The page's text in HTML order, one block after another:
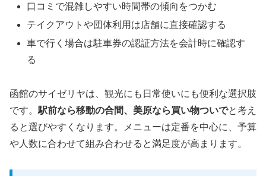
口コミで混雑しやすい時間帯の傾向をつかむ
テイクアウトや団体利用は店舗に直接確認する
車で行く場合は駐車券の認証方法を会計時に確認す
る
函館のサイゼリヤは、観光にも日常使いにも便利な選択肢
です。 駅前なら移動の合間、美原なら買い物ついでと考え
ると選びやすくなります。メニューは定番を中心に、予算
や人数に合わせて組み合わせると満足度が高まります。